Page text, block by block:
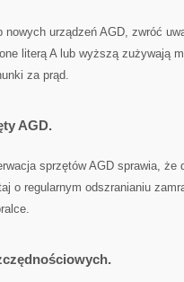
urządzeń AGD, zwróć
literą A lub wyższą zużywają
za prąd.
AGD.
⁢sprzętów AGD sprawia, że
o regularnym odszranianiu